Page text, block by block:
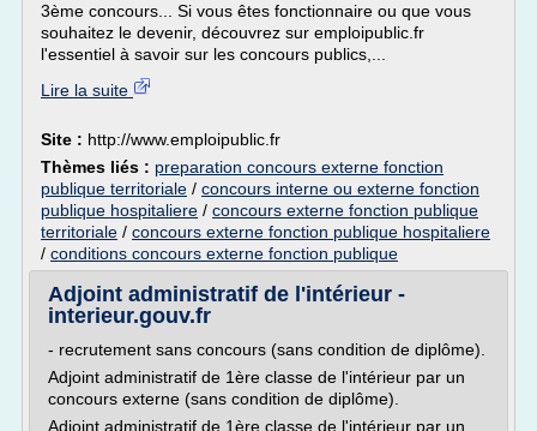
3ème concours... Si vous êtes fonctionnaire ou que vous
souhaitez le devenir, découvrez sur emploipublic.fr
l'essentiel à savoir sur les concours publics,...
Lire la suite
Site : http://www.emploipublic.fr
Thèmes liés : preparation concours externe fonction
publique territoriale / concours interne ou externe fonction
publique hospitaliere / concours externe fonction publique
territoriale / concours externe fonction publique hospitaliere
/ conditions concours externe fonction publique
Adjoint administratif de l'intérieur -
interieur.gouv.fr
- recrutement sans concours (sans condition de diplôme).
Adjoint administratif de 1ère classe de l'intérieur par un
concours externe (sans condition de diplôme).
Adjoint administratif de 1ère classe de l'intérieur par un